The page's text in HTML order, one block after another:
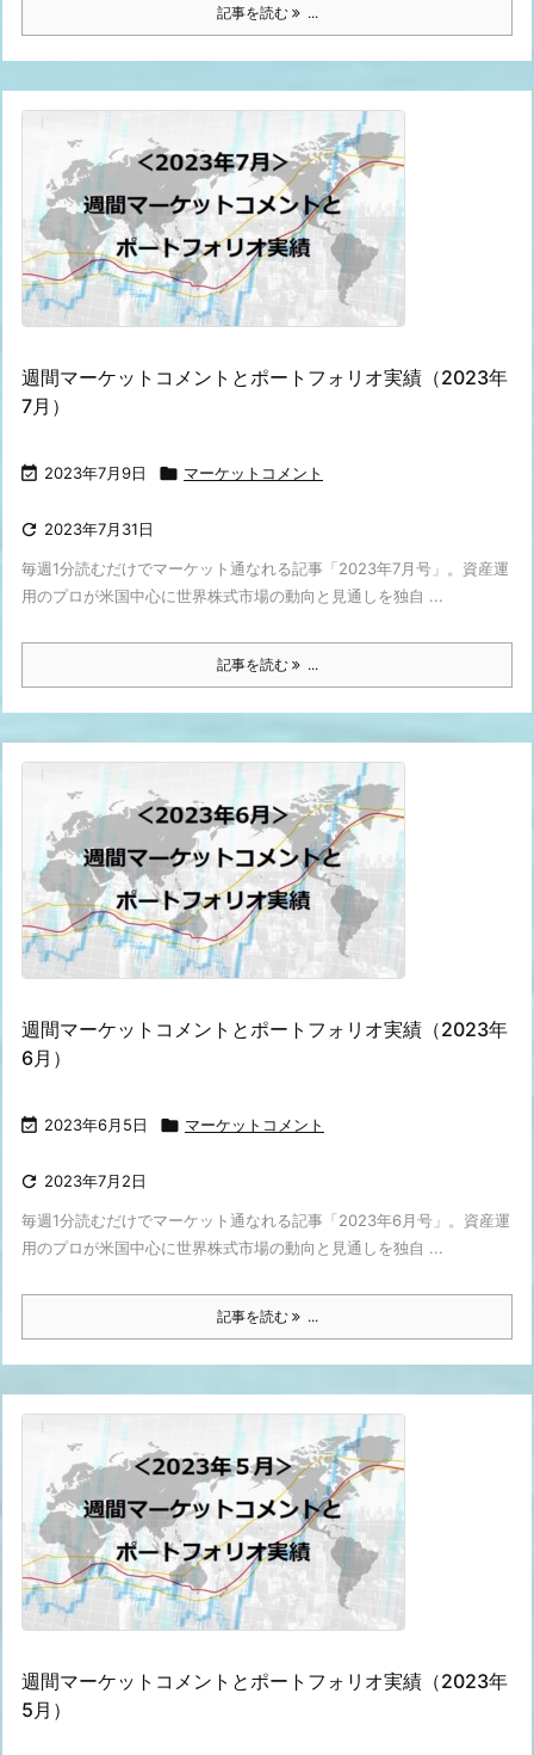
記事を読む ...
週間マーケットコメントとポートフォリオ実績（2023年
7月）
 2023年7月9日  マーケットコメント
 2023年7月31日
毎週1分読むだけでマーケット通なれる記事「2023年7月号」。資産運
用のプロが米国中心に世界株式市場の動向と見通しを独自 ...
記事を読む ...
週間マーケットコメントとポートフォリオ実績（2023年
6月）
 2023年6月5日  マーケットコメント
 2023年7月2日
毎週1分読むだけでマーケット通なれる記事「2023年6月号」。資産運
用のプロが米国中心に世界株式市場の動向と見通しを独自 ...
記事を読む ...
週間マーケットコメントとポートフォリオ実績（2023年
5月）